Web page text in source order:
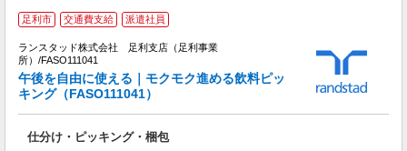
足利市 交通費支給 派遣社員
ランスタッド株式会社 足利支店（足利事業
所）/FASO111041
午後を自由に使える｜モクモク進める飲料ピッ
キング（FASO111041）
仕分け・ピッキング・梱包